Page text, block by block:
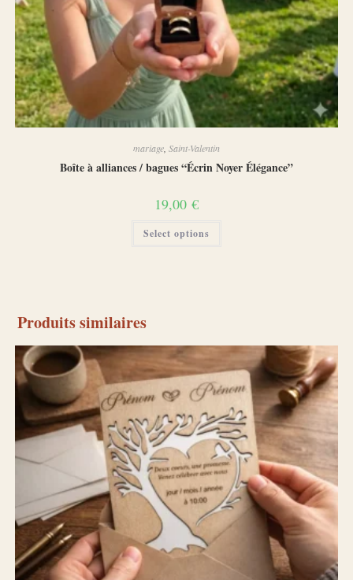
mariage Saint-Valentin
Boîte à alliances / bagues “Écrin Noyer Élégance”
19,00 €
Select options
Produits similaires